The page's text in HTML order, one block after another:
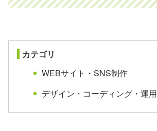
カテゴリ
WEBサイト・SNS制作
デザイン・コーディング・運用